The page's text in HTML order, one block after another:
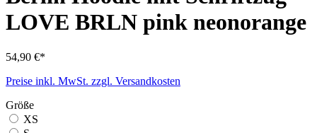
LOVE BRLN pink neonorange
54,90 €*
Preise inkl. MwSt. zzgl. Versandkosten
Größe
XS